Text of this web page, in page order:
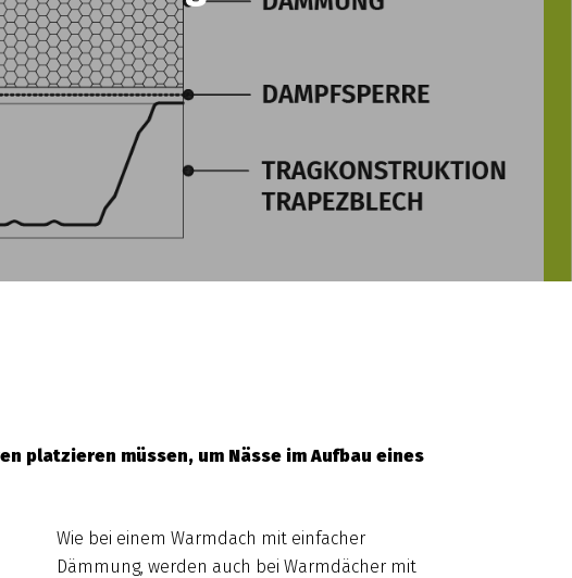
platzieren müssen, um Nässe im Aufbau eines
Wie bei einem Warmdach mit einfacher
Dämmung, werden auch bei Warmdächer mit